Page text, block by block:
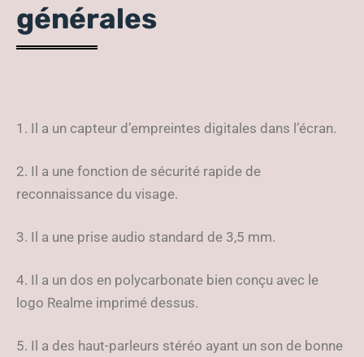
générales
1. Il a un capteur d’empreintes digitales dans l’écran.
2. Il a une fonction de sécurité rapide de
reconnaissance du visage.
3. Il a une prise audio standard de 3,5 mm.
4. Il a un dos en polycarbonate bien conçu avec le
logo Realme imprimé dessus.
5. Il a des haut-parleurs stéréo ayant un son de bonne